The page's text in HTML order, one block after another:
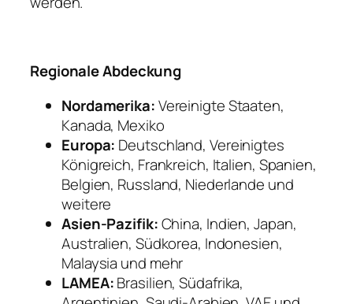
Regionale Abdeckung
Nordamerika:Vereinigte Staaten,
Kanada, Mexiko
Europa: Deutschland, Vereinigtes
Königreich, Frankreich, Italien, Spanien,
Belgien, Russland, Niederlande und
weitere
Asien-Pazifik:China, Indien, Japan,
Australien, Südkorea, Indonesien,
Malaysia und mehr
LAMEA:Brasilien, Südafrika,